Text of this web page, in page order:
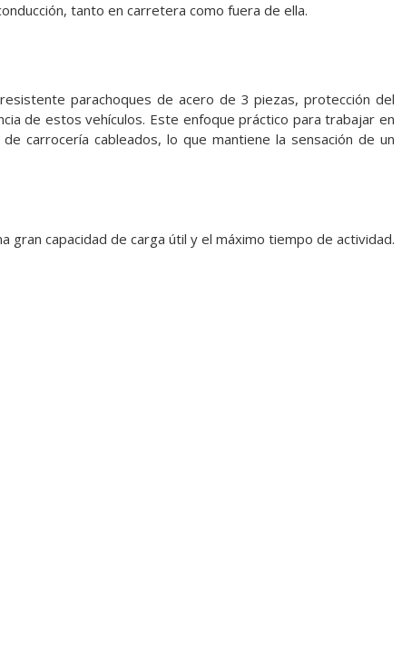
tanto en carretera como fuera de ella.
parachoques de acero de 3 piezas, protección del
de estos vehículos. Este enfoque práctico para trabajar en
carrocería cableados, lo que mantiene la sensación de un
gran capacidad de carga útil y el máximo tiempo de actividad.